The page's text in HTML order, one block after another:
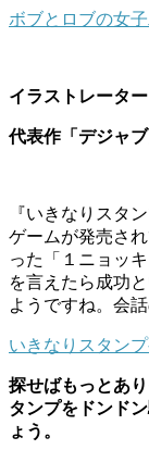
ボブとロブの女
イラストレータ
代表作「デジャ
『いきなりスタ
ゲームが発売さ
った「１ニョッ
を言えたら成功
ようですね。会
いきなりスタン
探せばもっとあ
タンプをドンド
ょう。